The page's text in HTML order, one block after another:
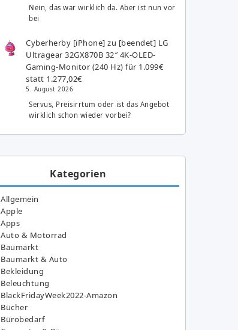
Nein, das war wirklich da. Aber ist nun vor
bei
Cyberherby [iPhone] zu [beendet] LG
Ultragear 32GX870B 32″ 4K-OLED-
Gaming-Monitor (240 Hz) für 1.099€
statt 1.277,02€
5. August 2026
Servus, Preisirrtum oder ist das Angebot
wirklich schon wieder vorbei?
Kategorien
Allgemein
Apple
Apps
Auto & Motorrad
Baumarkt
Baumarkt & Auto
Bekleidung
Beleuchtung
BlackFridayWeek2022-Amazon
Bücher
Bürobedarf